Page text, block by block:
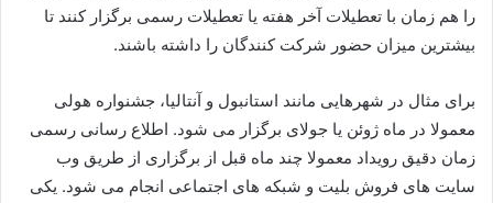
را هم زمان با تعطیلات آخر هفته یا تعطیلات رسمی برگزار کنند تا
بیشترین میزان حضور شرکت کنندگان را داشته باشند.
برای مثال در شهرهایی مانند استانبول و آنتالیا، جشنواره هولی
معمولا در ماه ژوئن یا جولای برگزار می شود. اطلاع رسانی رسمی
زمان دقیق رویداد معمولا چند ماه قبل از برگزاری از طریق وب
سایت های فروش بلیت و شبکه های اجتماعی انجام می شود. یکی